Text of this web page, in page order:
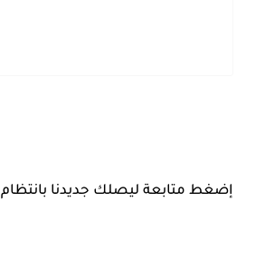
إضغط متابعة ليصلك جديدنا بانتظام